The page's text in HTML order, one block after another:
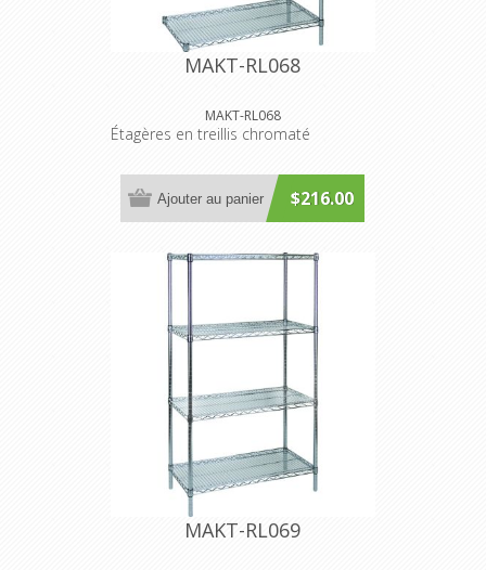
MAKT-RL068
MAKT-RL068
Étagères en treillis chromaté
$216.00
Ajouter au panier
MAKT-RL069